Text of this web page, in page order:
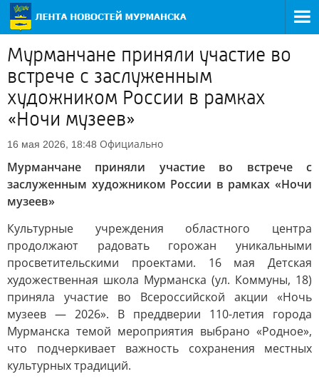
Мурманчане приняли участие во
встрече с заслуженным
художником России в рамках
«Ночи музеев»
16 мая 2026, 18:48 Официально
Мурманчане приняли участие во встрече с
заслуженным художником России в рамках «Ночи
музеев»
Культурные учреждения областного центра
продолжают радовать горожан уникальными
просветительскими проектами. 16 мая Детская
художественная школа Мурманска (ул. Коммуны, 18)
приняла участие во Всероссийской акции «Ночь
музеев — 2026». В преддверии 110-летия города
Мурманска темой мероприятия выбрано «Родное»,
что подчеркивает важность сохранения местных
культурных традиций.